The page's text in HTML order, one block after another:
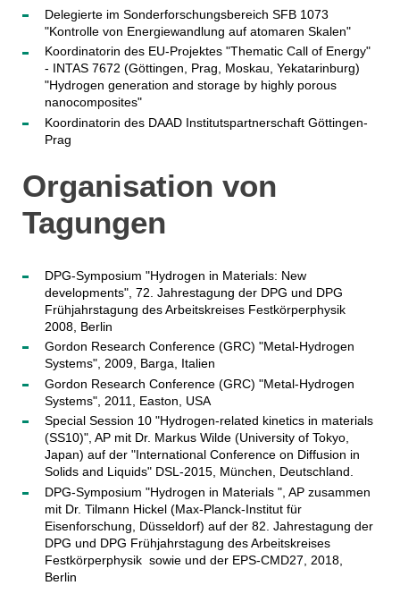
Delegierte im Sonderforschungsbereich SFB 1073
"Kontrolle von Energiewandlung auf atomaren Skalen"
Koordinatorin des EU-Projektes "Thematic Call of Energy"
- INTAS 7672 (Göttingen, Prag, Moskau, Yekatarinburg)
"Hydrogen generation and storage by highly porous
nanocomposites"
Koordinatorin des DAAD Institutspartnerschaft Göttingen-
Prag
Organisation von
Tagungen
DPG-Symposium "Hydrogen in Materials: New
developments", 72. Jahrestagung der DPG und DPG
Frühjahrstagung des Arbeitskreises Festkörperphysik
2008, Berlin
Gordon Research Conference (GRC) "Metal-Hydrogen
Systems", 2009, Barga, Italien
Gordon Research Conference (GRC) "Metal-Hydrogen
Systems", 2011, Easton, USA
Special Session 10 "Hydrogen-related kinetics in materials
(SS10)", AP mit Dr. Markus Wilde (University of Tokyo,
Japan) auf der "International Conference on Diffusion in
Solids and Liquids" DSL-2015, München, Deutschland.
DPG-Symposium "Hydrogen in Materials ", AP zusammen
mit Dr. Tilmann Hickel (Max-Planck-Institut für
Eisenforschung, Düsseldorf) auf der 82. Jahrestagung der
DPG und DPG Frühjahrstagung des Arbeitskreises
Festkörperphysik sowie und der EPS-CMD27, 2018,
Berlin